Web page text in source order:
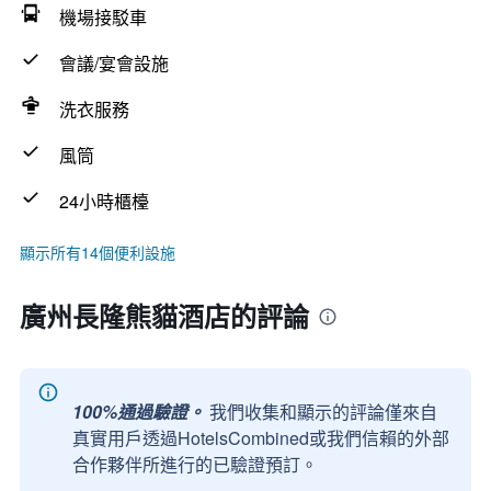
機場接駁車
會議/宴會設施
洗衣服務
風筒
24小時櫃檯
顯示所有14個便利設施
廣州長隆熊貓酒店的評論
100%通過驗證。 我們收集和顯示的評論僅來自
真實用戶透過HotelsCombined或我們信賴的外部
合作夥伴所進行的已驗證預訂。